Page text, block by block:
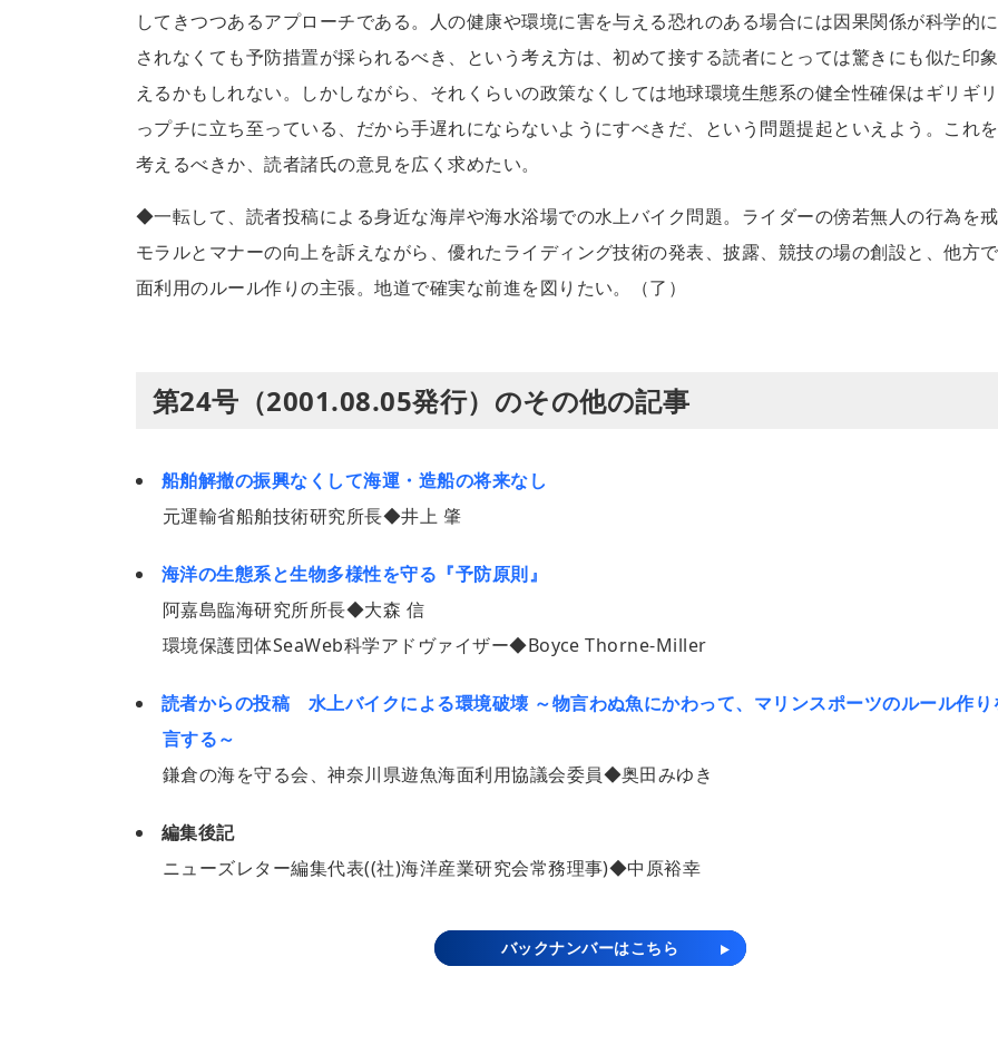
してきつつあるアプローチである。人の健康や環境に害を与える恐れのある場合には因果関係が科学的
されなくても予防措置が採られるべき、という考え方は、初めて接する読者にとっては驚きにも似た印
えるかもしれない。しかしながら、それくらいの政策なくしては地球環境生態系の健全性確保はギリギ
っプチに立ち至っている、だから手遅れにならないようにすべきだ、という問題提起といえよう。これ
考えるべきか、読者諸氏の意見を広く求めたい。
◆一転して、読者投稿による身近な海岸や海水浴場での水上バイク問題。ライダーの傍若無人の行為を
モラルとマナーの向上を訴えながら、優れたライディング技術の発表、披露、競技の場の創設と、他方
面利用のルール作りの主張。地道で確実な前進を図りたい。（了）
第24号（2001.08.05発行）のその他の記事
船舶解撤の振興なくして海運・造船の将来なし
元運輸省船舶技術研究所長◆井上 肇
海洋の生態系と生物多様性を守る『予防原則』
阿嘉島臨海研究所所長◆大森 信
環境保護団体SeaWeb科学アドヴァイザー◆Boyce Thorne-Miller
読者からの投稿 水上バイクによる環境破壊 ～物言わぬ魚にかわって、マリンスポーツのルール作り
言する～
鎌倉の海を守る会、神奈川県遊魚海面利用協議会委員◆奥田みゆき
編集後記
ニューズレター編集代表((社)海洋産業研究会常務理事)◆中原裕幸
バックナンバーはこちら